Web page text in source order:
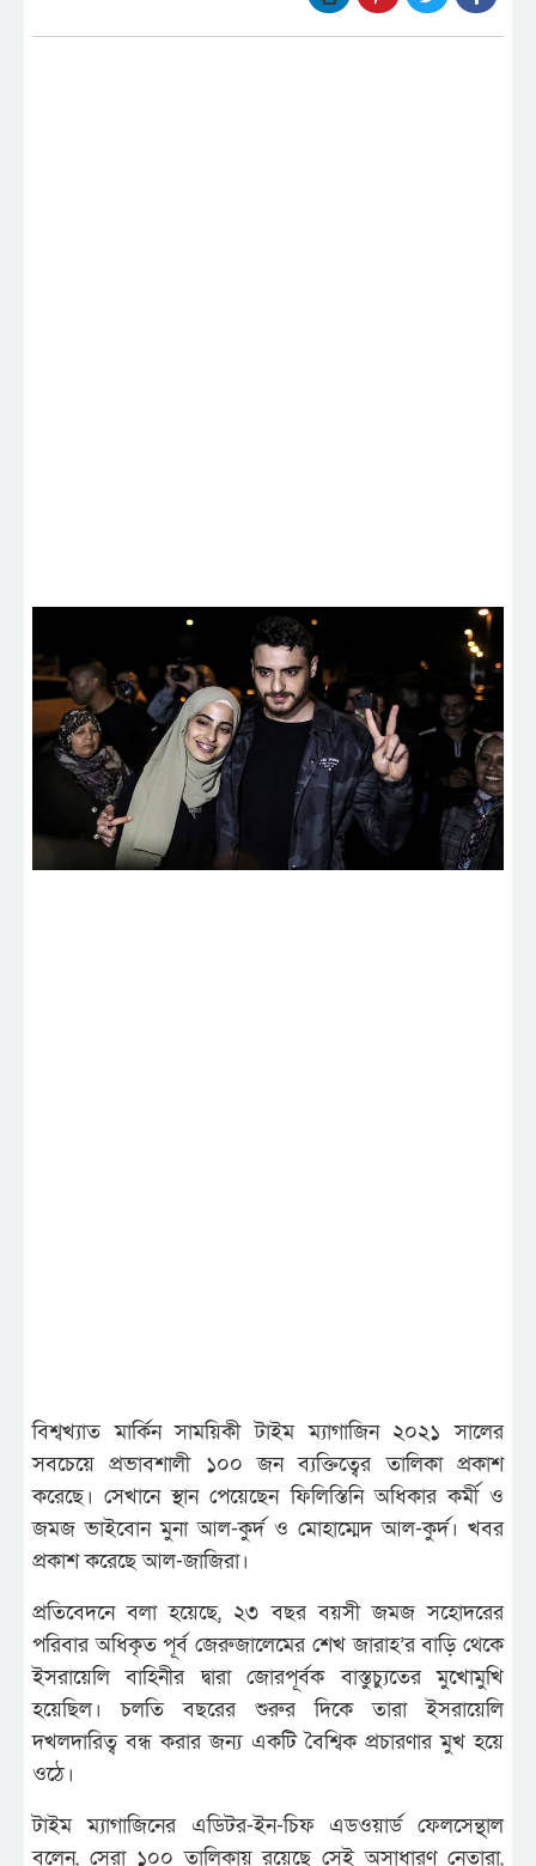
বিশ্বখ্যাত মার্কিন সাময়িকী টাইম ম্যাগাজিন ২০২১ সালের
সবচেয়ে প্রভাবশালী ১০০ জন ব্যক্তিত্বের তালিকা প্রকাশ
করেছে। সেখানে স্থান পেয়েছেন ফিলিস্তিনি অধিকার কর্মী ও
জমজ ভাইবোন মুনা আল-কুর্দ ও মোহাম্মেদ আল-কুর্দ। খবর
প্রকাশ করেছে আল-জাজিরা।
প্রতিবেদনে বলা হয়েছে, ২৩ বছর বয়সী জমজ সহোদরের
পরিবার অধিকৃত পূর্ব জেরুজালেমের শেখ জারাহ’র বাড়ি থেকে
ইসরায়েলি বাহিনীর দ্বারা জোরপূর্বক বাস্তুচ্যুতের মুখোমুখি
হয়েছিল। চলতি বছরের শুরুর দিকে তারা ইসরায়েলি
দখলদারিত্ব বন্ধ করার জন্য একটি বৈশ্বিক প্রচারণার মুখ হয়ে
ওঠে।
টাইম ম্যাগাজিনের এডিটর-ইন-চিফ এডওয়ার্ড ফেলসেন্থাল
বলেন, সেরা ১০০ তালিকায় রয়েছে সেই অসাধারণ নেতারা,